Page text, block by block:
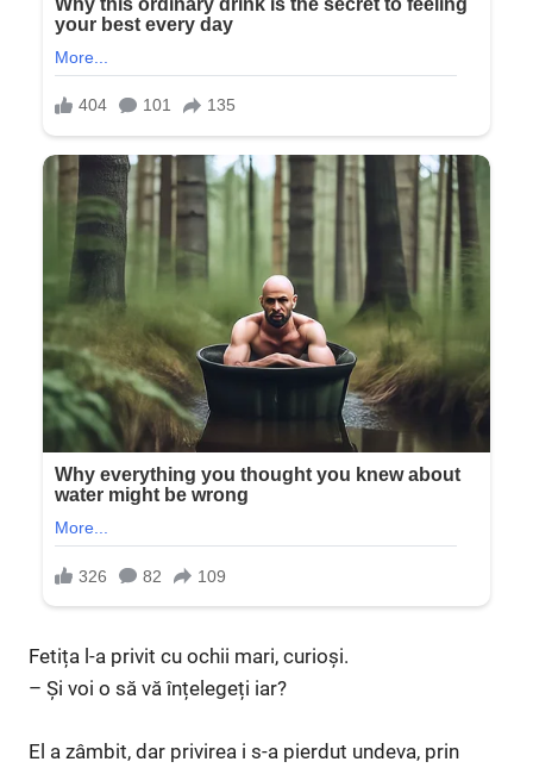
Fetița l-a privit cu ochii mari, curioși.
– Și voi o să vă înțelegeți iar?
El a zâmbit, dar privirea i s-a pierdut undeva, prin